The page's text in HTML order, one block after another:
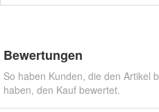
Bewertungen
So haben Kunden, die den Artikel
haben, den Kauf bewertet.